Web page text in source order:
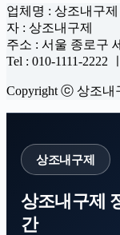
업체명 : 상조내구
자 : 상조내구제
주소 : 서울 종로구
Tel : 010-1111-2222
Copyright ⓒ 상조내
상조내구제
상조내구제
간